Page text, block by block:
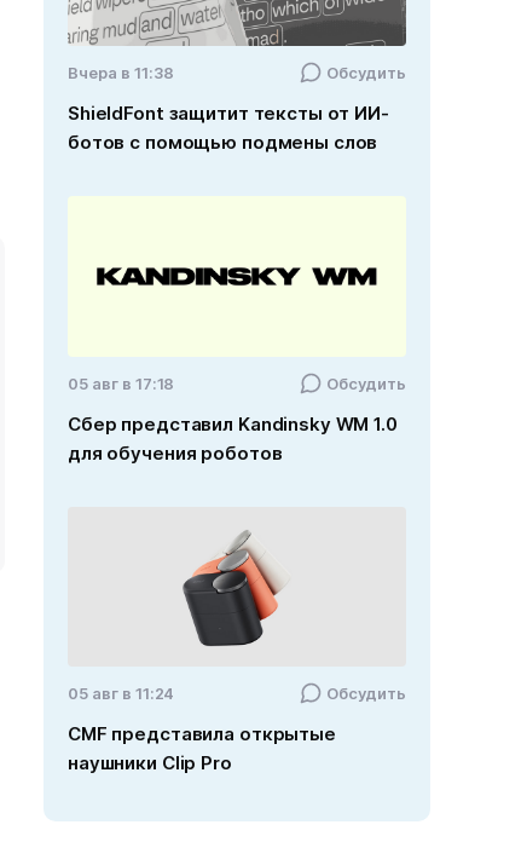
Вчера в 11:38 Обсудить
ShieldFont защитит тексты от ИИ-
ботов с помощью подмены слов
05 авг в 17:18 Обсудить
Сбер представил Kandinsky WM 1.0
для обучения роботов
05 авг в 11:24 Обсудить
CMF представила открытые
наушники Clip Pro